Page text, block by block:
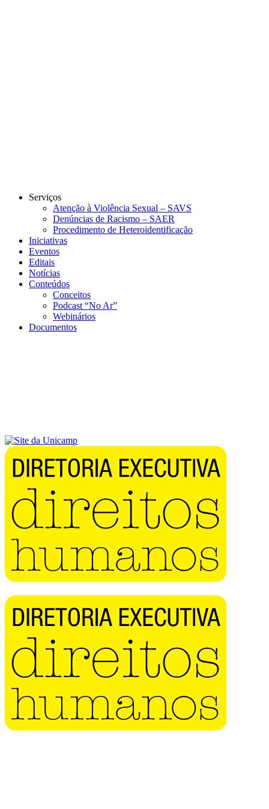
Serviços
Atenção à Violência Sexual – SAVS
Denúncias de Racismo – SAER
Procedimento de Heteroidentificação
Iniciativas
Eventos
Editais
Notícias
Conteúdos
Conceitos
Podcast “No Ar”
Webinários
Documentos